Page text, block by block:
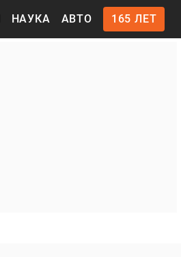
НАУКА АВТО 165 ЛЕТ